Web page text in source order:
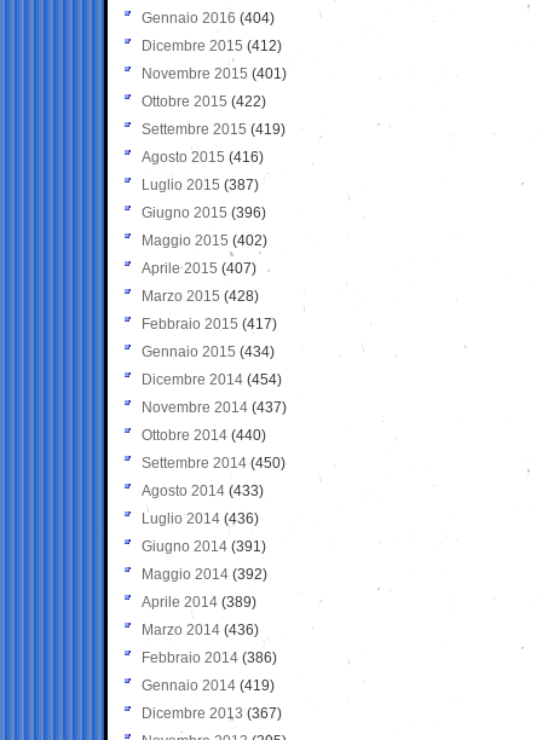
Gennaio 2016 (404)
Dicembre 2015 (412)
Novembre 2015 (401)
Ottobre 2015 (422)
Settembre 2015 (419)
Agosto 2015 (416)
Luglio 2015 (387)
Giugno 2015 (396)
Maggio 2015 (402)
Aprile 2015 (407)
Marzo 2015 (428)
Febbraio 2015 (417)
Gennaio 2015 (434)
Dicembre 2014 (454)
Novembre 2014 (437)
Ottobre 2014 (440)
Settembre 2014 (450)
Agosto 2014 (433)
Luglio 2014 (436)
Giugno 2014 (391)
Maggio 2014 (392)
Aprile 2014 (389)
Marzo 2014 (436)
Febbraio 2014 (386)
Gennaio 2014 (419)
Dicembre 2013 (367)